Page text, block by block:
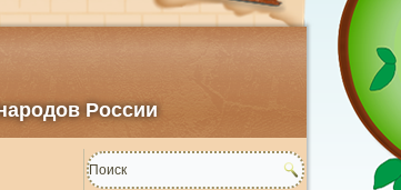
России